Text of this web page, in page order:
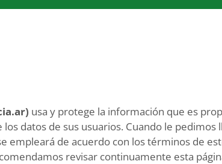
usa y protege la información que es
datos de sus usuarios. Cuando le
empleará de acuerdo con los términos de
revisar continuamente esta